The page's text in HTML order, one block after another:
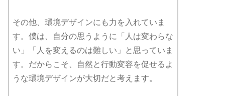
その他、環境デザインにも力を入れていま
す。僕は、自分の思うように「人は変わらな
い」「人を変えるのは難しい」と思っていま
す。だからこそ、自然と行動変容を促せるよ
うな環境デザインが大切だと考えます。